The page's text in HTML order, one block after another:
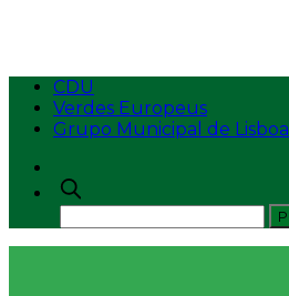
CDU
Verdes Europeus
Grupo Municipal de Lisboa